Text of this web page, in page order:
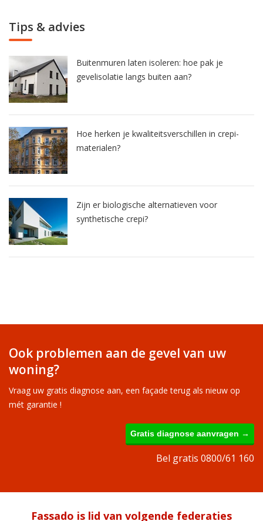
Tips & advies
Buitenmuren laten isoleren: hoe pak je
gevelisolatie langs buiten aan?
Hoe herken je kwaliteitsverschillen in crepi-
materialen?
Zijn er biologische alternatieven voor
synthetische crepi?
Ook problemen aan de gevel van uw
woning?
Vraag uw gratis diagnose aan, een façade terug als nieuw op
mét garantie !
Gratis diagnose aanvragen →
Bel gratis 0800/61 160
Fassado is lid van volgende federaties